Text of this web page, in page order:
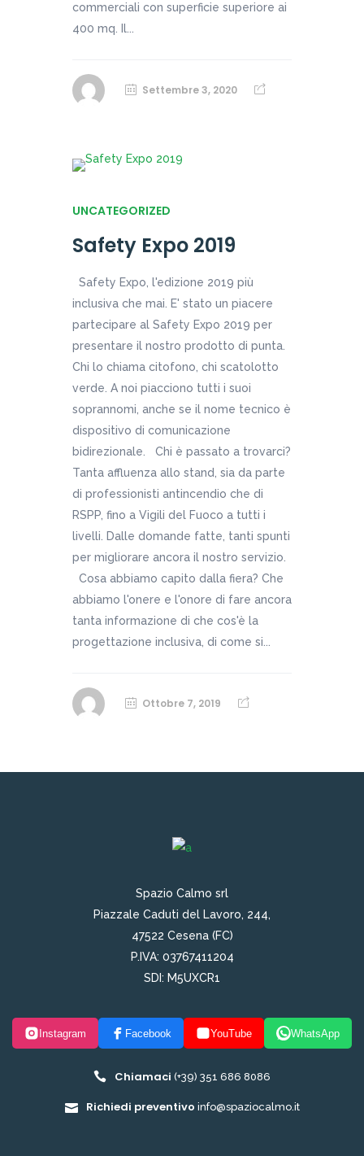
commerciali con superficie superiore ai
400 mq. Il...
Settembre 3, 2020
UNCATEGORIZED
Safety Expo 2019
Safety Expo, l'edizione 2019 più
inclusiva che mai. E' stato un piacere
partecipare al Safety Expo 2019 per
presentare il nostro prodotto di punta.
Chi lo chiama citofono, chi scatolotto
verde. A noi piacciono tutti i suoi
soprannomi, anche se il nome tecnico è
dispositivo di comunicazione
bidirezionale. Chi è passato a trovarci?
Tanta affluenza allo stand, sia da parte
di professionisti antincendio che di
RSPP, fino a Vigili del Fuoco a tutti i
livelli. Dalle domande fatte, tanti spunti
per migliorare ancora il nostro servizio.
Cosa abbiamo capito dalla fiera? Che
abbiamo l'onere e l'onore di fare ancora
tanta informazione di che cos'è la
progettazione inclusiva, di come si...
Ottobre 7, 2019
Spazio Calmo srl
Piazzale Caduti del Lavoro, 244,
47522 Cesena (FC)
P.IVA: 03767411204
SDI: M5UXCR1
Instagram Facebook YouTube WhatsApp
Chiamaci (+39) 351 686 8086
Richiedi preventivo info@spaziocalmo.it